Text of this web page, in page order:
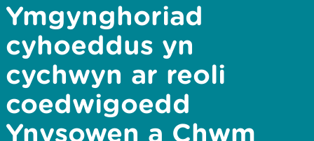
Ymgynghoriad
cyhoeddus yn
cychwyn ar reoli
coedwigoedd
Ynysowen a Chwm